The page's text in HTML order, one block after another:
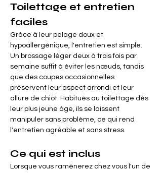
Toilettage et entretien
faciles
Grâce à leur pelage doux et
hypoallergénique, l'entretien est simple.
Un brossage léger deux à trois fois par
semaine suffit à éviter les nœuds, tandis
que des coupes occasionnelles
préservent leur aspect arrondi et leur
allure de chiot. Habitués au toilettage dès
leur plus jeune âge, ils se laissent
manipuler sans problème, ce qui rend
l'entretien agréable et sans stress.
Ce qui est inclus
Lorsque vous ramènerez chez vous l'un de